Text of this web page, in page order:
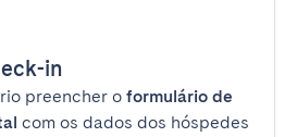
in
preencher o formulário de
com os dados dos hóspedes